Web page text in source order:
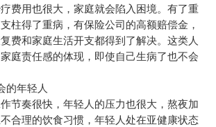
费用也很大，家庭就会陷入困境。有了重
柱得了重病，有保险公司的高额赔偿金，
费和家庭生活开支都得到了解决。这类人
庭责任感的体现，即使自己生病了也不会
年轻人
奏很快，年轻人的压力也很大，熬夜加
合理的饮食习惯，年轻人处在亚健康状态